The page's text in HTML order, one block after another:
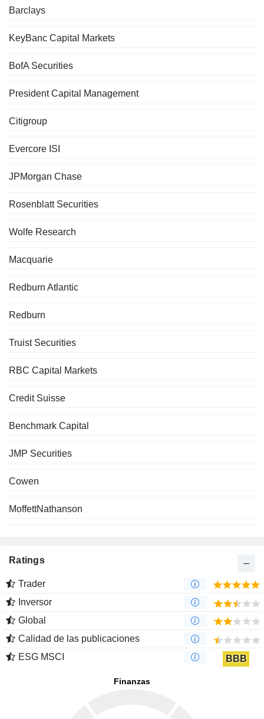
Barclays
KeyBanc Capital Markets
BofA Securities
President Capital Management
Citigroup
Evercore ISI
JPMorgan Chase
Rosenblatt Securities
Wolfe Research
Macquarie
Redburn Atlantic
Redburn
Truist Securities
RBC Capital Markets
Credit Suisse
Benchmark Capital
JMP Securities
Cowen
MoffettNathanson
Ratings
Trader
Inversor
Global
Calidad de las publicaciones
ESG MSCI
BBB